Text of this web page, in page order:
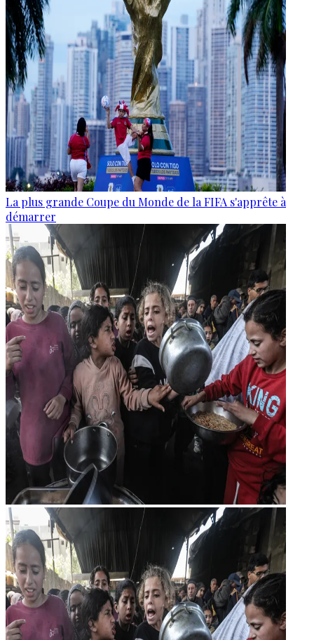
La plus grande Coupe du Monde de la FIFA s'apprête à
démarrer